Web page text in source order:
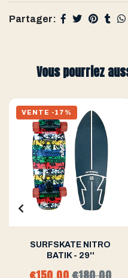
Partager:
Vous pourriez
VENTE -17%
SURFSKATE NITRO
BATIK - 29''